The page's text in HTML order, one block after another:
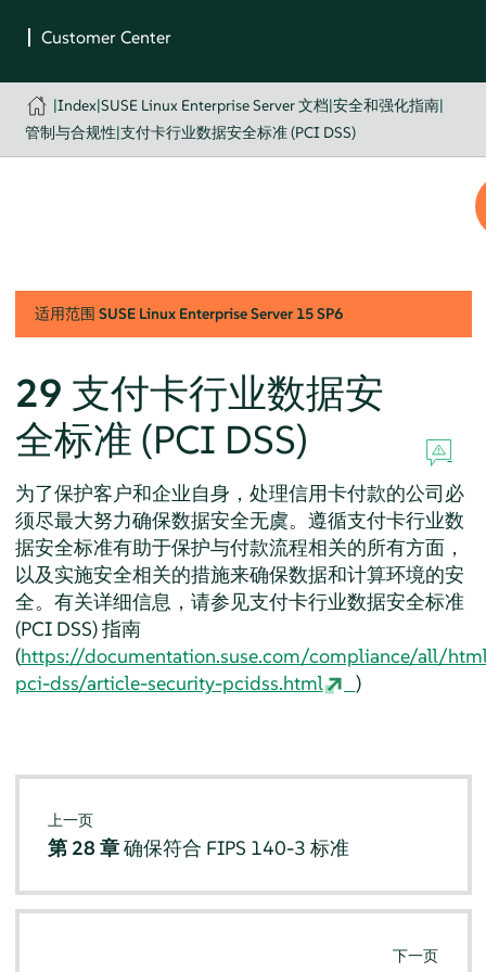
|Index|SUSE Linux Enterprise Server 文档|安全和强化指南|
管制与合规性|支付卡行业数据安全标准 (PCI DSS)
适用范围 SUSE Linux Enterprise Server 15 SP6
29 支付卡行业数据安
全标准 (PCI DSS)
为了保护客户和企业自身，处理信用卡付款的公司必
须尽最大努力确保数据安全无虞。遵循支付卡行业数
据安全标准有助于保护与付款流程相关的所有方面，
以及实施安全相关的措施来确保数据和计算环境的安
全。有关详细信息，请参见支付卡行业数据安全标准
(PCI DSS) 指南
(https://documentation.suse.com/compliance/all/
pci-dss/article-security-pcidss.html
)
上一页
第 28 章确保符合 FIPS 140-3 标准
下一页